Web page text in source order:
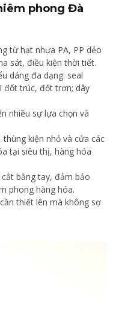
phong Đà
từ hạt nhựa PA, PP dẻo
sát, điều kiện thời tiết.
dáng đa dạng: seal
đốt trúc, đốt trơn; dây
nhiều sự lựa chọn và
kiện nhỏ và cửa các
tại siêu thị, hàng hóa
bằng tay, đảm bảo
phong hàng hóa.
thiết lên mà không sợ